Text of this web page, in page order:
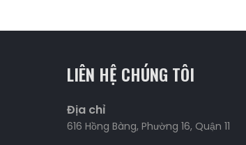
LIÊN HỆ CHÚNG TÔI
Địa chỉ
616 Hồng Bàng, Phường 16, Quận 11